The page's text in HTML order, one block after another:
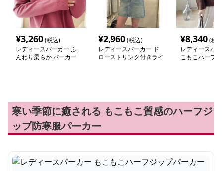
¥3,260(税込)
レディースパーカー ふ
んわり柔らか パーカー
¥2,960(税込)
レディースパーカー ド
ローストリング付きライ
¥8,340(税
レディースパ
こもこハーフ
寒い季節に癒される もこもこ質感のハーフジ
ップ防寒服パーカー